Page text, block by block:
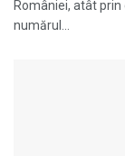
României, atât
numărul...